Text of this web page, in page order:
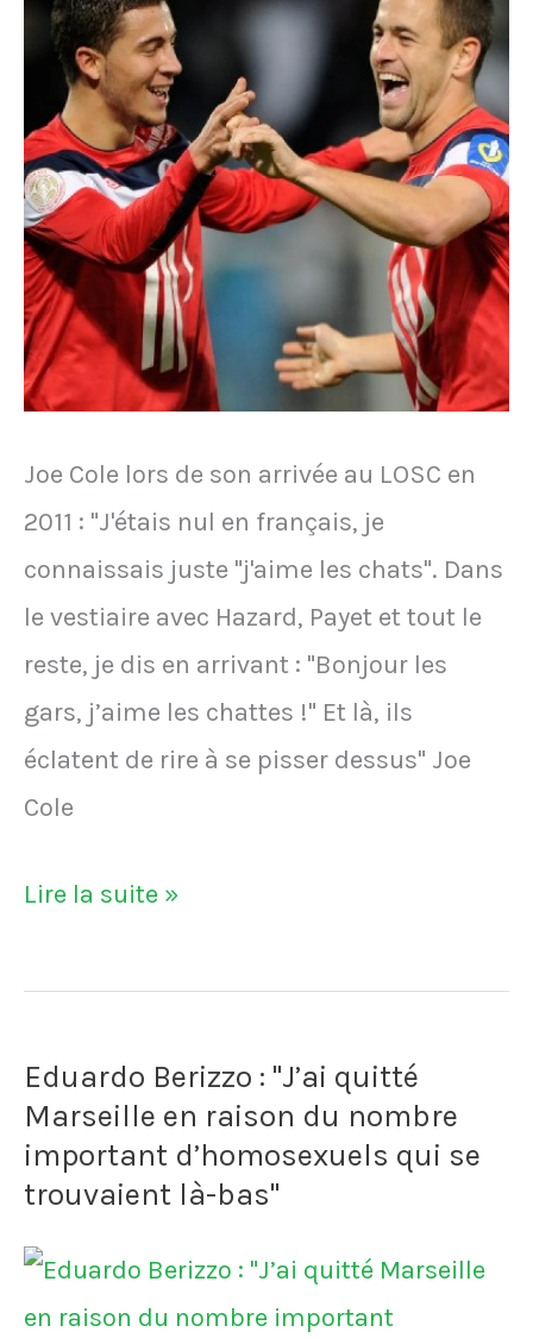
fêté
celui
de
Platini
lors
du
Mondial
1982
Joe Cole lors de son arrivée au LOSC en
2011 : "J'étais nul en français, je
connaissais juste "j'aime les chats". Dans
le vestiaire avec Hazard, Payet et tout le
reste, je dis en arrivant : "Bonjour les
gars, j’aime les chattes !" Et là, ils
éclatent de rire à se pisser dessus" Joe
Cole
La
de
Cole
lors
de
arrivée
au
Lire la suite »
Eduardo Berizzo : "J’ai quitté
Marseille en raison du nombre
important d’homosexuels qui se
trouvaient là-bas"